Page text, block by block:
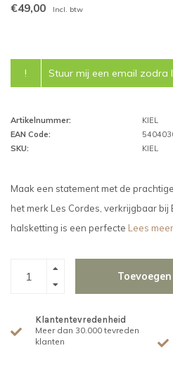
€49,00 Incl. btw
! Stuur mij een email zodra
Artikelnummer:
KIEL
EAN Code:
SKU:
KIEL
Maak een statement met de
het merk Les Cordes, verkrijgbaar bij
halsketting is een perfecte Lees meer..
Klantentevredenheid
Meer dan 30.000 tevreden
klanten